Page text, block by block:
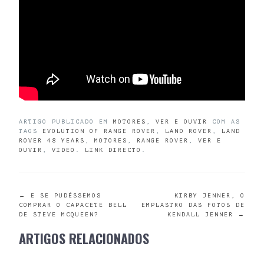
ARTIGO PUBLICADO EM MOTORES VER E OUVIR
COM AS
TAGS EVOLUTION OF RANGE ROVER LAND ROVER
LAND
ROVER 48 YEARS
MOTORES RANGE ROVER
VER E
OUVIR
VIDEO LINK DIRECTO
POST
NAVIGATION
←
E SE PUDÉSSEMOS
COMPRAR O CAPACETE BELL
DE STEVE MCQUEEN?
KIRBY JENNER, O
EMPLASTRO DAS FOTOS DE
KENDALL JENNER
→
ARTIGOS RELACIONADOS